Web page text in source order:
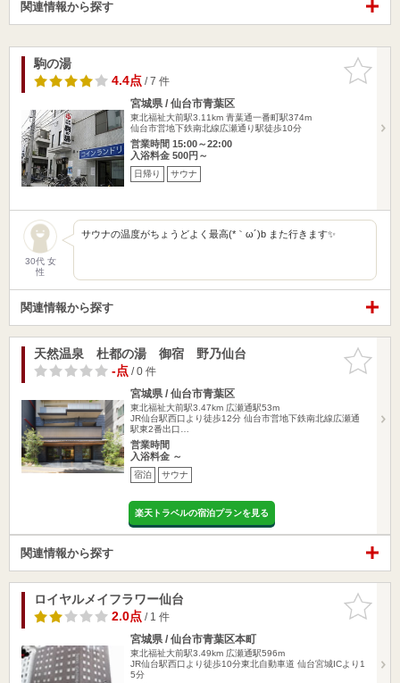
関連情報から探す
お気に入
りに追加
駒の湯
4.4点/ 7 件
宮城県 / 仙台市青葉区
東北福祉大前駅3.11km 青葉通一番町駅374m
仙台市営地下鉄南北線広瀬通り駅徒歩10分
営業時間 15:00～22:00
入浴料金 500円～
日帰り サウナ
30代 女
性
サウナの温度がちょうどよく最高(*｀ω´)b また行きます✨
関連情報から探す
お気に入
りに追加
天然温泉 杜都の湯 御宿 野乃仙台
-点/ 0 件
宮城県 / 仙台市青葉区
東北福祉大前駅3.47km 広瀬通駅53m
JR仙台駅西口より徒歩12分 仙台市営地下鉄南北線広瀬通
駅東2番出口…
営業時間
入浴料金 ～
宿泊 サウナ
楽天トラベルの宿泊プランを見る
関連情報から探す
お気に入
りに追加
ロイヤルメイフラワー仙台
2.0点/ 1 件
宮城県 / 仙台市青葉区本町
東北福祉大前駅3.49km 広瀬通駅596m
JR仙台駅西口より徒歩10分東北自動車道 仙台宮城ICより1
5分